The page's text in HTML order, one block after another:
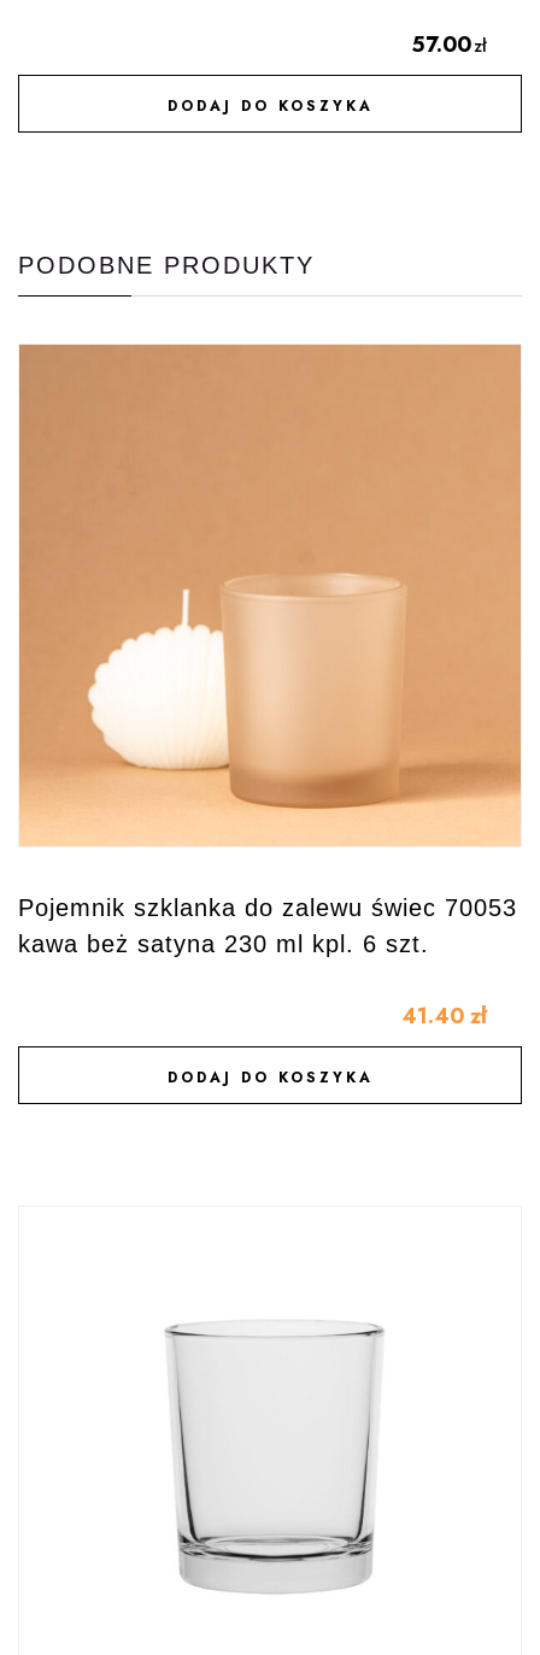
57.00zł
DODAJ DO KOSZYKA
DODAJ DO ULUBIONYCH
PODOBNE PRODUKTY
Pojemnik szklanka do zalewu świec 70053
kawa beż satyna 230 ml kpl. 6 szt.
41.40 zł
DODAJ DO KOSZYKA
DODAJ DO ULUBIONYCH